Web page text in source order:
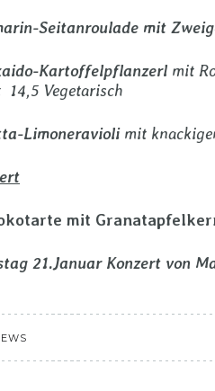
Seitanroulade mit
Kartoffelpflanzerl mit
14,5 Vegetarisch
Limoneraviolimit
mit
21.Januar Konzert von